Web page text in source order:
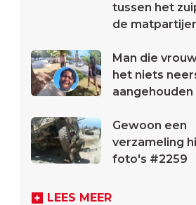
tussen het
de
Man die
het niets
aangehouden
Gewoon een
verzameling
foto's #2259
LEES MEER